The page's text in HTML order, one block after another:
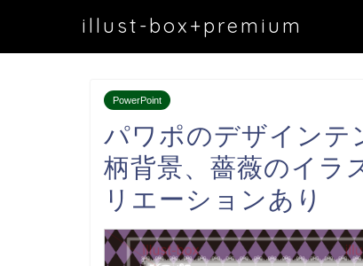
illust-box+premium
PowerPoint
パワポのデザインテ
柄背景、薔薇のイラ
リエーションあり